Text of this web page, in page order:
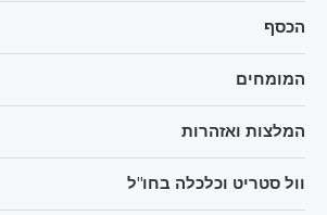
הכסף
המומחים
המלצות ואזהרות
וול סטריט וכלכלה בחו"ל